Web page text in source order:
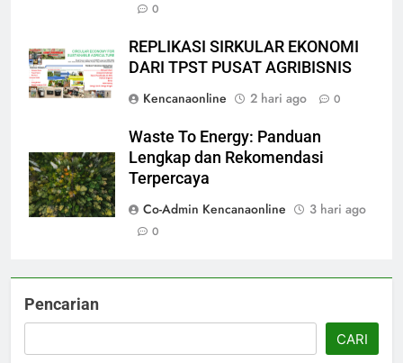
0
REPLIKASI SIRKULAR EKONOMI
DARI TPST PUSAT AGRIBISNIS
Kencanaonline
2 hari ago 0
Waste To Energy: Panduan
Lengkap dan Rekomendasi
Terpercaya
Co-Admin Kencanaonline
3 hari ago
0
Pencarian
CARI